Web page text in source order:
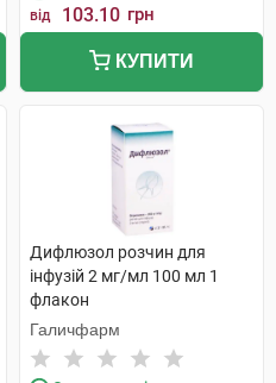
від 103.10 грн
КУПИТИ
Дифлюзол розчин для
інфузій 2 мг/мл 100 мл 1
флакон
Галичфарм